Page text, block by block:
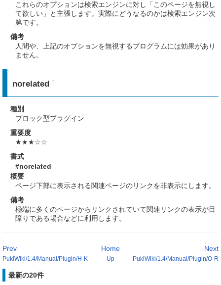
これらのオプションは検索エンジンに対し「このページを無視し
て欲しい」と主張します。実際にどうなるのかは検索エンジン次
第です。
備考
人間や、上記のオプションを無視するプログラムには効果があり
ません。
norelated†
種別
ブロック型プラグイン
重要度
★★★☆☆
書式
#norelated
概要
ページ下部に表示される関連ページのリンクを非表示にします。
備考
極端に多くのページからリンクされていて関連リンクの表示が目
障りである場合などに利用します。
Prev
PukiWiki/1.4/Manual/Plugin/H-K
Next
PukiWiki/1.4/Manual/Plugin/O-R
Home
Up
最新の20件